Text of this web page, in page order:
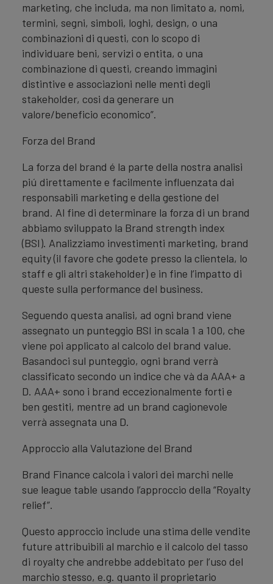
marketing, che includa, ma non limitato a, nomi,
termini, segni, simboli, loghi, design, o una
combinazioni di questi, con lo scopo di
individuare beni, servizi o entita, o una
combinazione di questi, creando immagini
distintive e associazioni nelle menti degli
stakeholder, cosi da generare un
valore/beneficio economico”.
Forza del Brand
La forza del brand é la parte della nostra analisi
piú direttamente e facilmente influenzata dai
responsabili marketing e della gestione del
brand. Al fine di determinare la forza di un brand
abbiamo sviluppato la Brand strength index
(BSI). Analizziamo investimenti marketing, brand
equity (il favore che godete presso la clientela, lo
staff e gli altri stakeholder) e in fine l’impatto di
queste sulla performance del business.
Seguendo questa analisi, ad ogni brand viene
assegnato un punteggio BSI in scala 1 a 100, che
viene poi applicato al calcolo del brand value.
Basandoci sul punteggio, ogni brand verrà
classificato secondo un indice che và da AAA+ a
D. AAA+ sono i brand eccezionalmente forti e
ben gestiti, mentre ad un brand cagionevole
verrà assegnata una D.
Approccio alla Valutazione del Brand
Brand Finance calcola i valori dei marchi nelle
sue league table usando l’approccio della “Royalty
relief”.
Questo approccio include una stima delle vendite
future attribuibili al marchio e il calcolo del tasso
di royalty che andrebbe addebitato per l’uso del
marchio stesso, e.g. quanto il proprietario